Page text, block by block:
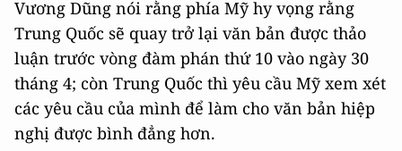
Vương Dũng nói rằng phía Mỹ hy vọng rằng
Trung Quốc sẽ quay trở lại văn bản được thảo
luận trước vòng đàm phán thứ 10 vào ngày 30
tháng 4; còn Trung Quốc thì yêu cầu Mỹ xem xét
các yêu cầu của mình để làm cho văn bản hiệp
nghị được bình đẳng hơn.